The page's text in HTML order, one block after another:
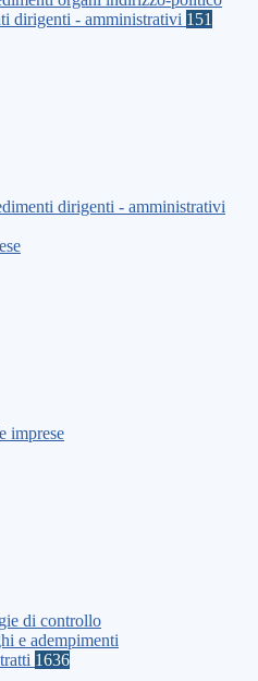
dirigenti - amministrativi 151
dirigenti - amministrativi
imprese
di controllo
e adempimenti
1636